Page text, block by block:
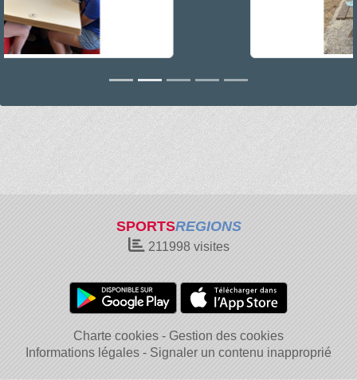
SPORTSREGIONS
211998 visites
Charte cookies
Gestion des cookies
Informations légales
Signaler un contenu inapproprié